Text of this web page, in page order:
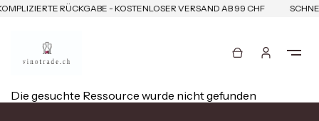
RÜCKGABE - KOSTENLOSER VERSAND AB 99 CHF
Die gesuchte Ressource wurde nicht gefunden